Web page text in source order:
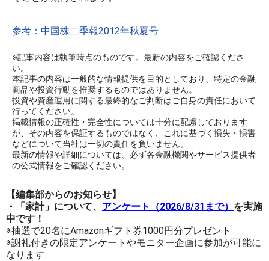
参考：中国株二季報2012年秋夏号
※記事内容は執筆時点のものです。最新の内容をご確認くださ
い。
本記事の内容は一般的な情報提供を目的としており、特定の金融
商品や投資行動を推奨するものではありません。
投資や資産運用に関する最終的なご判断はご自身の責任において
行ってください。
掲載情報の正確性・完全性については十分に配慮しております
が、その内容を保証するものではなく、これに基づく損失・損害
などについて当社は一切の責任を負いません。
最新の情報や詳細については、必ず各金融機関やサービス提供者
の公式情報をご確認ください。
【編集部からのお知らせ】
・「家計」について、 アンケート（2026/8/31まで） を実施
中です！
※抽選で20名にAmazonギフト券1000円分プレゼント
※謝礼付きの限定アンケートやモニター企画に参加が可能に
なります